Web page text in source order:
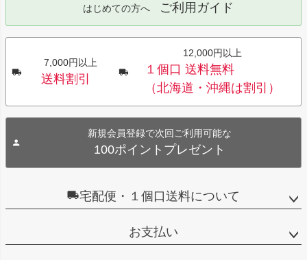
はじめての方へ ご利用ガイド
7,000円以上
送料割引
12,000円以上
１個口 送料無料
（北海道・沖縄は割引）
新規会員登録で次回ご利用可能な
100ポイントプレゼント
宅配便・１個口送料について
お支払い